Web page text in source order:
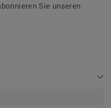
Sie unseren